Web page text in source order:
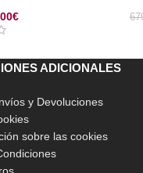
€
ADICIONALES
y Devoluciones
sobre las cookies